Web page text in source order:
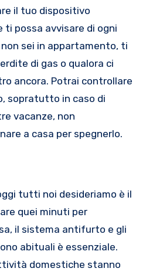
il tuo dispositivo
possa avvisare di ogni
sei in appartamento, ti
di gas o qualora ci
ancora. Potrai controllare
sopratutto in caso di
vacanze, non
a casa per spegnerlo.
tutti noi desideriamo è il
quei minuti per
il sistema antifurto e gli
abituali è essenziale.
domestiche stanno